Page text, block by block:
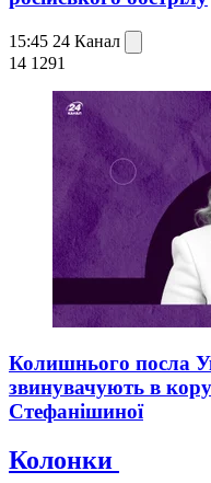
15:45 24 Канал
14 1291
Колишнього посла
звинувачують в
Стефанішиної
Колонки